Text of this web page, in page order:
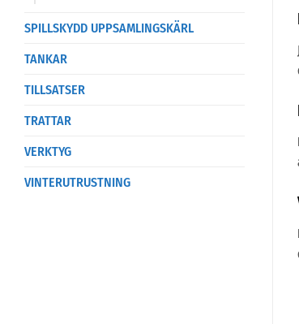
SPILLSKYDD UPPSAMLINGSKÄRL
TANKAR
TILLSATSER
TRATTAR
VERKTYG
VINTERUTRUSTNING